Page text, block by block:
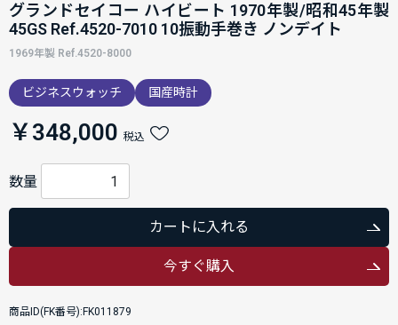
グランドセイコー ハイビート 1970年製/昭和45年製
45GS Ref.4520-7010 10振動手巻き ノンデイト
1969年製 Ref.4520-8000
ビジネスウォッチ 国産時計
￥348,000 税込
数量
カートに入れる
今すぐ購入
商品ID(FK番号):FK011879